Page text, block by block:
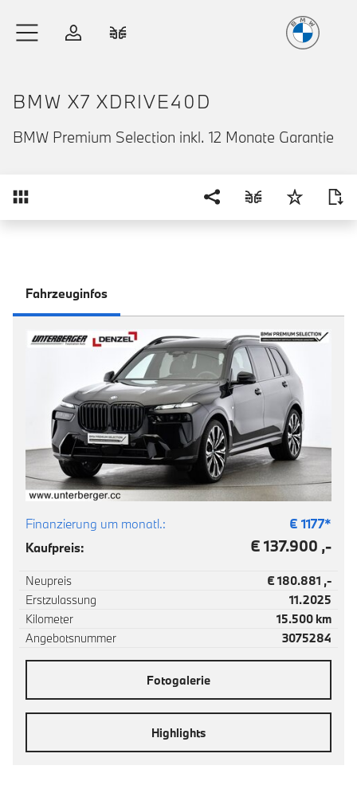
Anmelden
BMW X7 XDRIVE40D
BMW Premium Selection inkl. 12 Monate Garantie
Fahrzeuginfos
Finanzierung um monatl.: € 1177*
Kaufpreis:
€ 137.900 ,-
Neupreis
€ 180.881 ,-
Erstzulassung
11.2025
Kilometer
15.500 km
Angebotsnummer
3075284
Fotogalerie
Highlights